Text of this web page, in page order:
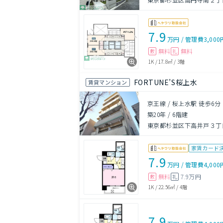
7.9 万円 /管理費3,000
敷 無料 礼 無料
1K /17.8㎡ / 3階
賃貸マンション FORTUNE’S桜上水
京王線 / 桜上水駅 徒歩6分
築20年 / 6階建
東京都杉並区下高井戸３
家賃カード
7.9 万円 /管理費4,000
敷 無料 礼 7.9万円
1K /22.56㎡ / 4階